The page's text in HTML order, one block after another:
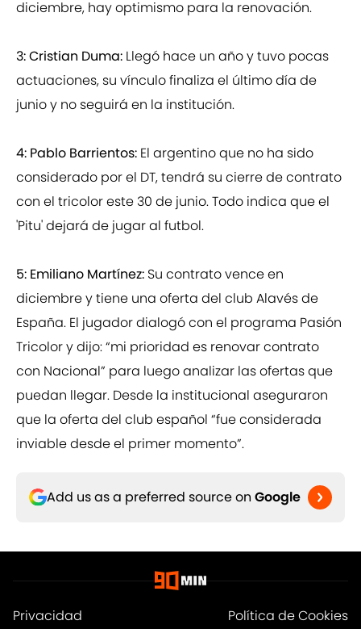
diciembre, hay optimismo para la renovación.
3: Cristian Duma: Llegó hace un año y tuvo pocas
actuaciones, su vínculo finaliza el último día de
junio y no seguirá en la institución.
4: Pablo Barrientos: El argentino que no ha sido
considerado por el DT, tendrá su cierre de contrato
con el tricolor este 30 de junio. Todo indica que el
'Pitu' dejará de jugar al futbol.
5: Emiliano Martínez: Su contrato vence en
diciembre y tiene una oferta del club Alavés de
España. El jugador dialogó con el programa Pasión
Tricolor y dijo: “mi prioridad es renovar contrato
con Nacional” para luego analizar las ofertas que
puedan llegar. Desde la institucional aseguraron
que la oferta del club español “fue considerada
inviable desde el primer momento”.
Add us as a preferred source on Google
Privacidad Política de Cookies